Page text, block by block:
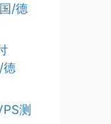
/德
德
测